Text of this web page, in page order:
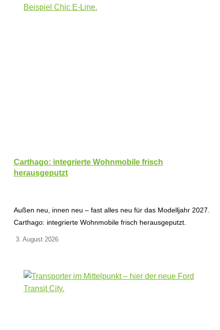
Carthago: integrierte Wohnmobile frisch
herausgeputzt
Außen neu, innen neu – fast alles neu für das Modelljahr 2027.
Carthago: integrierte Wohnmobile frisch herausgeputzt.
3. August 2026